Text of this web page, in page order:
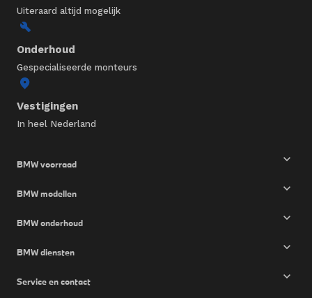
Uiteraard altijd mogelijk
Onderhoud
Gespecialiseerde monteurs
Vestigingen
In heel Nederland
BMW voorraad
BMW modellen
BMW onderhoud
BMW diensten
Service en contact